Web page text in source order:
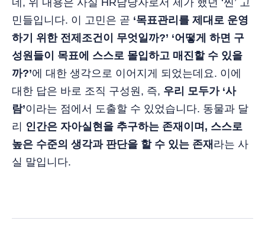
네, 위 내용은 사실 HR담당자로서 제가 했던 ‘찐’ 고
민들입니다. 이 고민은 곧 ‘목표관리를 제대로 운영
하기 위한 전제조건이 무엇일까?’ ‘어떻게 하면 구
성원들이 목표에 스스로 몰입하고 매진할 수 있을
까?’에 대한 생각으로 이어지게 되었는데요. 이에
대한 답은 바로 조직 구성원, 즉, 우리 모두가 ‘사
람’이라는 점에서 도출할 수 있었습니다. 동물과 달
리 인간은 자아실현을 추구하는 존재이며, 스스로
높은 수준의 생각과 판단을 할 수 있는 존재 라는 사
실 말입니다.